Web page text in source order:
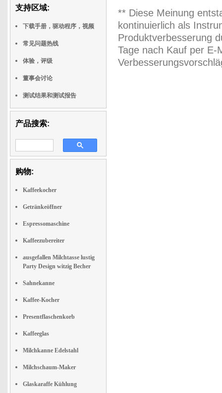
支持区域:
下载手册，驱动程序，视频
常见问题热线
体验，评级
董事会讨论
测试结果和测试报告
产品搜索:
购物:
Kaffeekocher
Getränkeöffner
Espressomaschine
Kaffeezubereiter
ausgefallen Milchtasse lustig
Party Design witzig Becher
Sahnekanne
Kaffee-Kocher
Presentflaschenkorb
Kaffeeglas
Milchkanne Edelstahl
Milchschaum-Maker
Glaskaraffe Kühlung
** Diese Meinung
kontinuierlich als
Produktverbesserung
Tage nach Kauf per E-